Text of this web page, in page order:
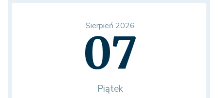
Sierpień 2026
07
Piątek